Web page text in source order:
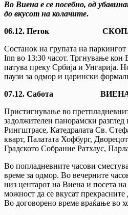
Во Виена е се посебно, од
до вкусот на колачите.
06.12. Петок СКОПЈЕ
Состанок на групата на
Inn во 13:30 часот. Тргнување кон
патува преку Србија и Унгарија.
паузи за одмор и царински
07.12. Сабота
Пристигнување во
задолжителен панорамски разглед
Рингштрасе, Катедралата Св.
кварт, Палатата Хофбург,
Градското Собрание Ратхаус,
Во попладневните часови
време за одмор. Во вечерните
низ центарот на Виена и посета
можност да се вкусат
Во договорено време враќање во